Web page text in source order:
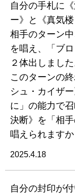
自分の手札に
ー》と《真気
相手のターン
を唱え、「ブ
２体出しました
このターンの
シュ・カイザ
に」の能力で
決断》を「相
唱えられますか
2025.4.18
自分の封印が